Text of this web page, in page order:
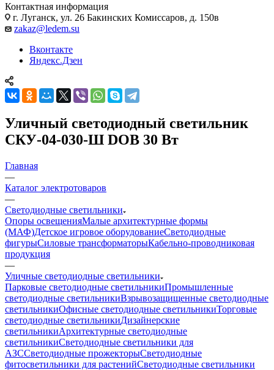
Контактная информация
г. Луганск, ул. 26 Бакинских Комиссаров, д. 150в
zakaz@ledem.su
Вконтакте
Яндекс.Дзен
Уличный светодиодный светильник
СКУ-04-030-Ш DOB 30 Вт
Главная
—
Каталог электротоваров
—
Светодиодные светильники
Опоры освещенияМалые архитектурные формы
(МАФ)Детское игровое оборудованиеСветодиодные
фигурыСиловые трансформаторыКабельно-проводниковая
продукция
—
Уличные светодиодные светильники
Парковые светодиодные светильникиПромышленные
светодиодные светильникиВзрывозащищенные светодиодные
светильникиОфисные светодиодные светильникиТорговые
светодиодные светильникиДизайнерские
светильникиАрхитектурные светодиодные
светильникиСветодиодные светильники для
АЗССветодиодные прожекторыСветодиодные
фитосветильники для растенийСветодиодные светильники